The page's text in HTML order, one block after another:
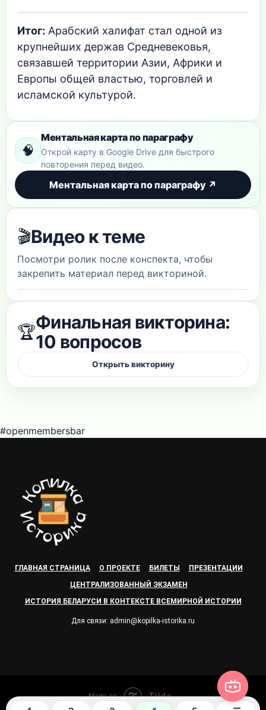
Итог: Арабский халифат стал одной из
крупнейших держав Средневековья,
связавшей территории Азии, Африки и
Европы общей властью, торговлей и
исламской культурой.
🧠
Ментальная карта по параграфу
Открой карту в Google Drive для быстрого
повторения перед видео.
Ментальная карта по параграфу ↗
🎬Видео к теме
Посмотри ролик после конспекта, чтобы
закрепить материал перед викториной.
🏆Финальная викторина:
10 вопросов
#openmembersbar
ГЛАВНАЯ СТРАНИЦА О ПРОЕКТЕ БИЛЕТЫ
ПРЕЗЕНТАЦИИ
ЦЕНТРАЛИЗОВАННЫЙ ЭКЗАМЕН
ИСТОРИЯ БЕЛАРУСИ В КОНТЕКСТЕ ВСЕМИРНОЙ ИСТОРИИ
Для связи: admin@kopilka-istorika.ru
Made on Tilda